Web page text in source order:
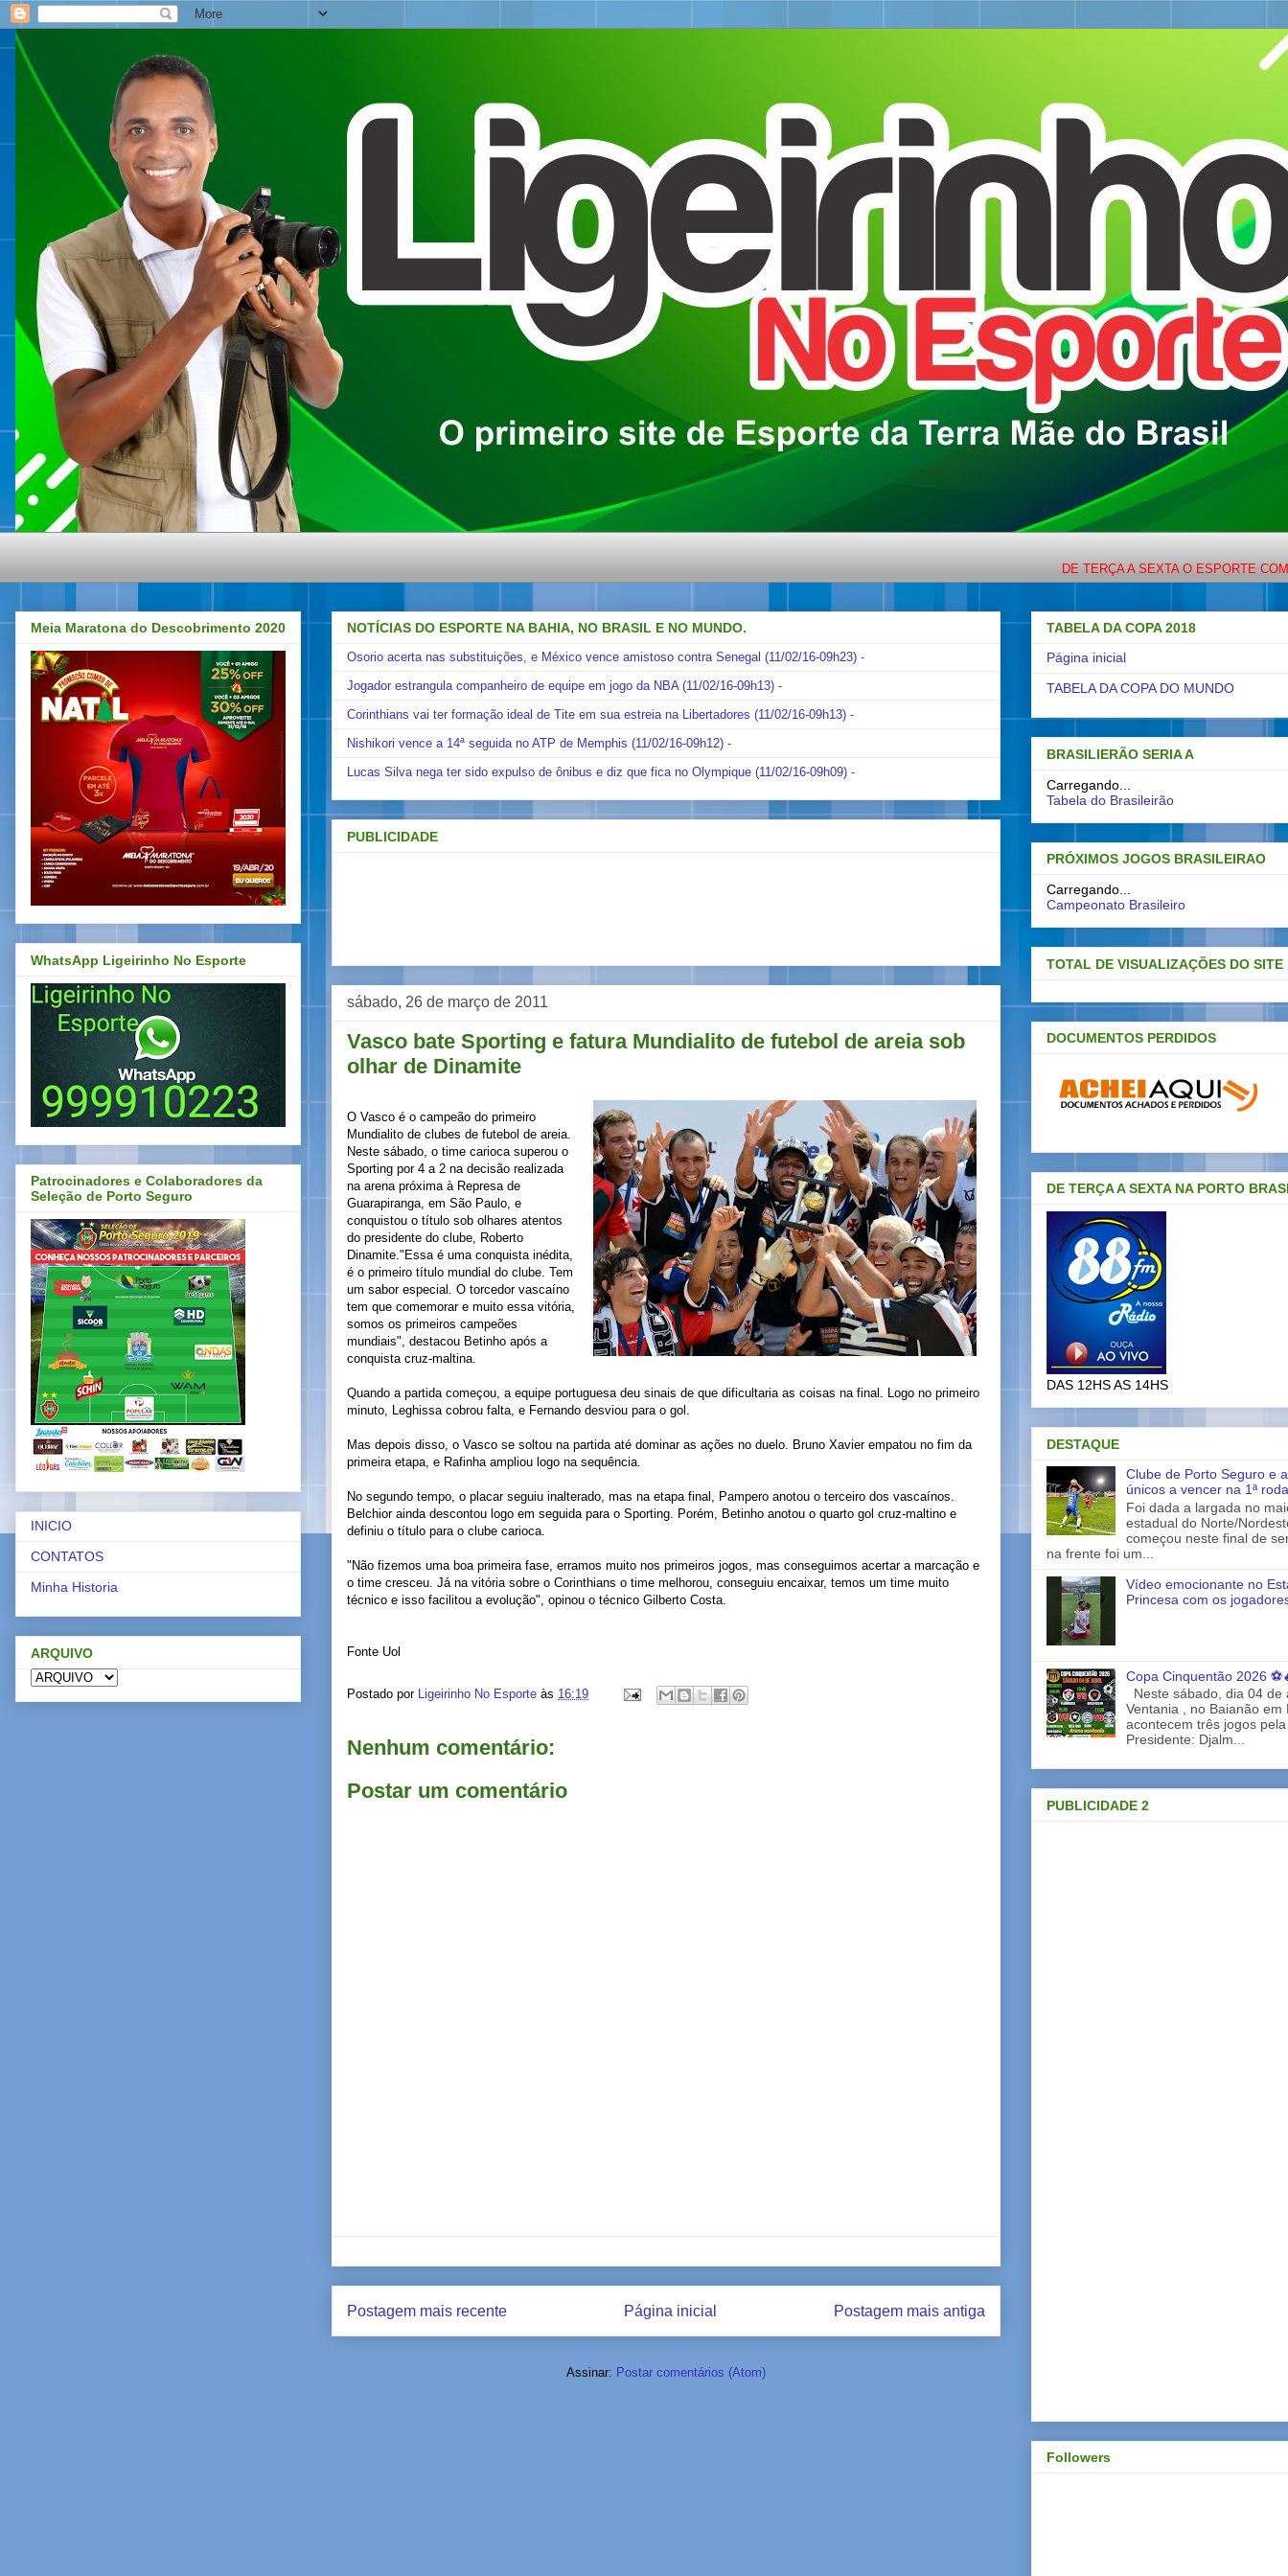
DE TERÇA A SEXTA O ESPORTE COM
NOTÍCIAS DO ESPORTE NA BAHIA, NO BRASIL E NO MUNDO.
Osorio acerta nas substituições, e México vence amistoso contra Senegal (11/02/16-09h23) -
Jogador estrangula companheiro de equipe em jogo da NBA (11/02/16-09h13) -
Corinthians vai ter formação ideal de Tite em sua estreia na Libertadores (11/02/16-09h13) -
Nishikori vence a 14ª seguida no ATP de Memphis (11/02/16-09h12) -
Lucas Silva nega ter sido expulso de ônibus e diz que fica no Olympique (11/02/16-09h09) -
PUBLICIDADE
sábado, 26 de março de 2011
Vasco bate Sporting e fatura Mundialito de futebol de areia sob
olhar de Dinamite
O Vasco é o campeão do primeiro
Mundialito de clubes de futebol de areia.
Neste sábado, o time carioca superou o
Sporting por 4 a 2 na decisão realizada
na arena próxima à Represa de
Guarapiranga, em São Paulo, e
conquistou o título sob olhares atentos
do presidente do clube, Roberto
Dinamite."Essa é uma conquista inédita,
é o primeiro título mundial do clube. Tem
um sabor especial. O torcedor vascaíno
tem que comemorar e muito essa vitória,
somos os primeiros campeões
mundiais", destacou Betinho após a
conquista cruz-maltina.
Quando a partida começou, a equipe portuguesa deu sinais de que dificultaria as coisas na final. Logo no primeiro
minuto, Leghissa cobrou falta, e Fernando desviou para o gol.
Mas depois disso, o Vasco se soltou na partida até dominar as ações no duelo. Bruno Xavier empatou no fim da
primeira etapa, e Rafinha ampliou logo na sequência.
No segundo tempo, o placar seguiu inalterado, mas na etapa final, Pampero anotou o terceiro dos vascaínos.
Belchior ainda descontou logo em seguida para o Sporting. Porém, Betinho anotou o quarto gol cruz-maltino e
definiu o título para o clube carioca.
"Não fizemos uma boa primeira fase, erramos muito nos primeiros jogos, mas conseguimos acertar a marcação e
o time cresceu. Já na vitória sobre o Corinthians o time melhorou, conseguiu encaixar, temos um time muito
técnico e isso facilitou a evolução", opinou o técnico Gilberto Costa.
Fonte Uol
Postado por Ligeirinho No Esporte às 16:19
Nenhum comentário:
Postar um comentário
Postagem mais recente Postagem mais antiga
Página inicial
Assinar: Postar comentários (Atom)
Meia Maratona do Descobrimento 2020
WhatsApp Ligeirinho No Esporte
Patrocinadores e Colaboradores da
Seleção de Porto Seguro
INICIO
CONTATOS
Minha Historia
ARQUIVO
TABELA DA COPA 2018
Página inicial
TABELA DA COPA DO MUNDO
BRASILIERÃO SERIA A
Carregando...
Tabela do Brasileirão
PRÓXIMOS JOGOS BRASILEIRAO
Carregando...
Campeonato Brasileiro
TOTAL DE VISUALIZAÇÕES DO SITE
DOCUMENTOS PERDIDOS
DE TERÇA A SEXTA NA PORTO
DAS 12HS AS 14HS
DESTAQUE
Clube de Porto Seguro e
únicos a vencer na 1ª
Foi dada a largada no
estadual do Norte/
começou neste final de
na frente foi um...
Vídeo emocionante no
Princesa com os
Copa Cinquentão 2026
Neste sábado, dia 04 de
Ventania , no Baianão em
acontecem três jogos
Presidente: Djalm...
PUBLICIDADE 2
Followers